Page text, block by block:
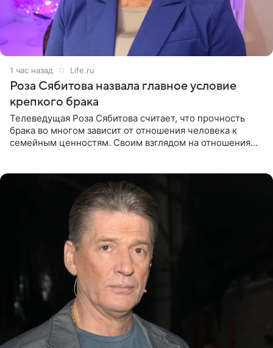
2 часа назад Life.ru
Роза Сябитова назвала главное условие
крепкого брака
Телеведущая Роза Сябитова считает, что прочность
брака во многом зависит от отношения человека к
семейным ценностям. Своим взглядом на отношения